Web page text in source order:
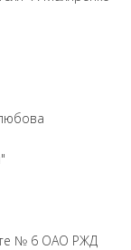
№ 6 ОАО РЖД